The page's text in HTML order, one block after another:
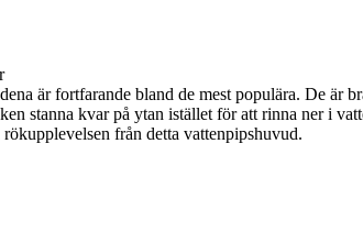
är fortfarande bland de mest populära. De är
stanna kvar på ytan istället för att rinna ner i
från detta vattenpipshuvud.